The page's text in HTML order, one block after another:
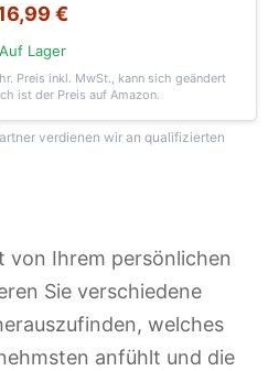
€
Auf Lager
. Preis inkl. MwSt., kann sich geändert
ist der Preis auf Amazon.
verdienen wir an qualifizierten
von Ihrem persönlichen
Sie verschiedene
welches
anfühlt und die